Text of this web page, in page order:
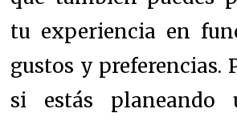
tu experiencia en
gustos y preferencias.
si estás planeando